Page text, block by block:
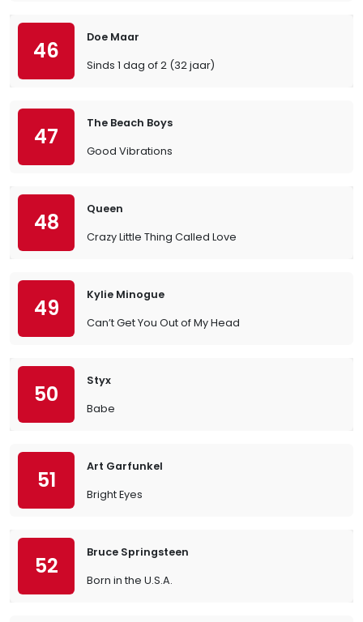
46
Doe Maar
Sinds 1 dag of 2 (32 jaar)
47
The Beach Boys
Good Vibrations
48
Queen
Crazy Little Thing Called Love
49
Kylie Minogue
Can’t Get You Out of My Head
50
Styx
Babe
51
Art Garfunkel
Bright Eyes
52
Bruce Springsteen
Born in the U.S.A.